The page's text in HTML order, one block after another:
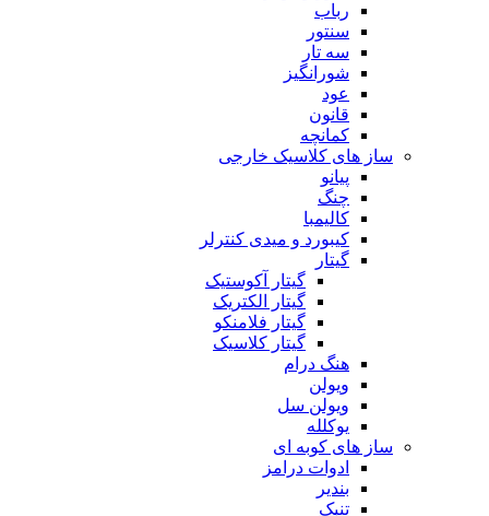
رباب
سنتور
سه تار
شورانگیز
عود
قانون
کمانچه
ساز های کلاسیک خارجی
پیانو
چنگ
کالیمبا
کیبورد و میدی کنترلر
گیتار
گیتار آکوستیک
گیتار الکتریک
گیتار فلامنکو
گیتار کلاسیک
هنگ درام
ویولن
ویولن سل
یوکلله
ساز های کوبه ای
ادوات درامز
بندیر
تنبک